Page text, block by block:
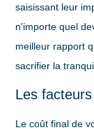
saisissant leur
n'importe quel
meilleur rapport
sacrifier la
Les
Le coût final de